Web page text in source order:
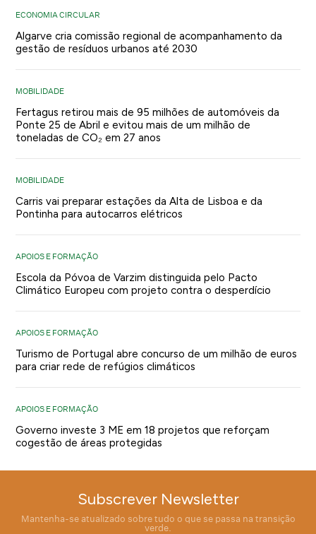
ECONOMIA CIRCULAR
Algarve cria comissão regional de acompanhamento da
gestão de resíduos urbanos até 2030
MOBILIDADE
Fertagus retirou mais de 95 milhões de automóveis da
Ponte 25 de Abril e evitou mais de um milhão de
toneladas de CO₂ em 27 anos
MOBILIDADE
Carris vai preparar estações da Alta de Lisboa e da
Pontinha para autocarros elétricos
APOIOS E FORMAÇÃO
Escola da Póvoa de Varzim distinguida pelo Pacto
Climático Europeu com projeto contra o desperdício
APOIOS E FORMAÇÃO
Turismo de Portugal abre concurso de um milhão de euros
para criar rede de refúgios climáticos
APOIOS E FORMAÇÃO
Governo investe 3 ME em 18 projetos que reforçam
cogestão de áreas protegidas
Subscrever Newsletter
Mantenha-se atualizado sobre tudo o que se passa na transição
verde.